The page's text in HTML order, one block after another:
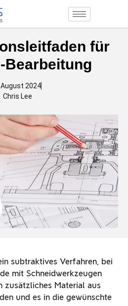
für
Bearbeitung
August 2024
Chris Lee
subtraktives Verfahren, bei
mit Schneidwerkzeugen
zusätzliches Material aus
und es in die gewünschte